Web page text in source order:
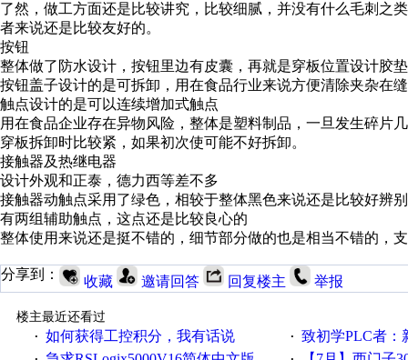
了然，做工方面还是比较讲究，比较细腻，并没有什么毛刺之
者来说还是比较友好的。
按钮
整体做了防水设计，按钮里边有皮囊，再就是穿板位置设计胶
按钮盖子设计的是可拆卸，用在食品行业来说方便清除夹杂在
触点设计的是可以连续增加式触点
用在食品企业存在异物风险，整体是塑料制品，一旦发生碎片
穿板拆卸时比较紧，如果初次使可能不好拆卸。
接触器及热继电器
设计外观和正泰，德力西等差不多
接触器动触点采用了绿色，相较于整体黑色来说还是比较好辨
有两组辅助触点，这点还是比较良心的
整体使用来说还是挺不错的，细节部分做的也是相当不错的，
分享到： 收藏 邀请回答 回复楼主 举报
楼主最近还看过
· 如何获得工控积分，我有话说 · 致初学PLC者：新人